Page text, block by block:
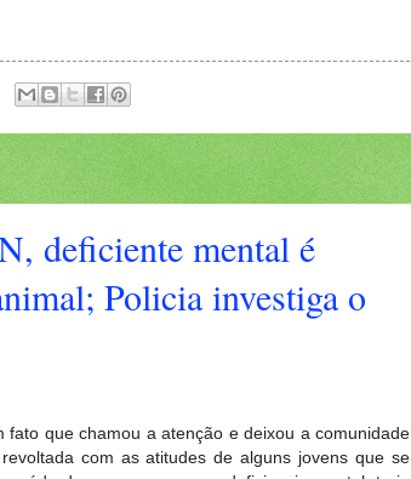
deficiente mental é
Policia investiga o
fato que chamou a atenção e deixou a comunidade
com as atitudes de alguns jovens que se